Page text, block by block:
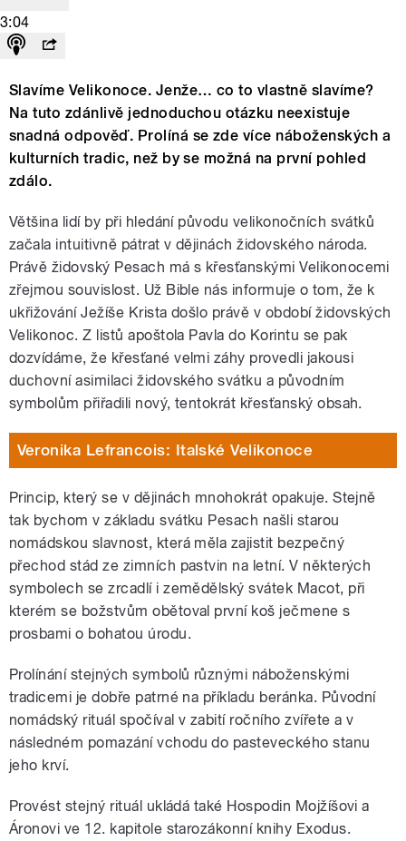
3:04
Slavíme Velikonoce. Jenže… co to vlastně slavíme?
Na tuto zdánlivě jednoduchou otázku neexistuje
snadná odpověď. Prolíná se zde více náboženských a
kulturních tradic, než by se možná na první pohled
zdálo.
Většina lidí by při hledání původu velikonočních svátků
začala intuitivně pátrat v dějinách židovského národa.
Právě židovský Pesach má s křesťanskými Velikonocemi
zřejmou souvislost. Už Bible nás informuje o tom, že k
ukřižování Ježíše Krista došlo právě v období židovských
Velikonoc. Z listů apoštola Pavla do Korintu se pak
dozvídáme, že křesťané velmi záhy provedli jakousi
duchovní asimilaci židovského svátku a původním
symbolům přiřadili nový, tentokrát křesťanský obsah.
Veronika Lefrancois: Italské Velikonoce
Princip, který se v dějinách mnohokrát opakuje. Stejně
tak bychom v základu svátku Pesach našli starou
nomádskou slavnost, která měla zajistit bezpečný
přechod stád ze zimních pastvin na letní. V některých
symbolech se zrcadlí i zemědělský svátek Macot, při
kterém se božstvům obětoval první koš ječmene s
prosbami o bohatou úrodu.
Prolínání stejných symbolů různými náboženskými
tradicemi je dobře patrné na příkladu beránka. Původní
nomádský rituál spočíval v zabití ročního zvířete a v
následném pomazání vchodu do pasteveckého stanu
jeho krví.
Provést stejný rituál ukládá také Hospodin Mojžíšovi a
Áronovi ve 12. kapitole starozákonní knihy Exodus.